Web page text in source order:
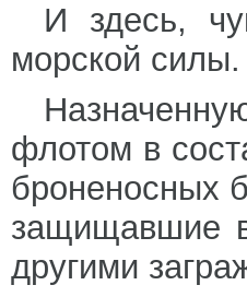
И здесь,
морской силы.
флотом в
броненосных
защищавшие
другими